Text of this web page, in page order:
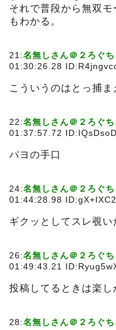
それで普段から無双
もわかる。
21:名無しさん＠２ろぐ
01:30:26.28
こういうのはとっ捕ま
22:名無しさん＠２ろぐ
01:37:57.72
パヨの手口
24:名無しさん＠２ろぐ
01:44:28.98
ギクッとしてスレ覗い
26:名無しさん＠２ろぐ
01:49:43.21
投稿してるときは楽し
28:名無しさん＠２ろぐ